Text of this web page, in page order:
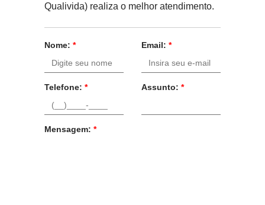
Qualivida) realiza o melhor atendimento.
Nome: * Email: *
Telefone: * Assunto: *
Mensagem: *